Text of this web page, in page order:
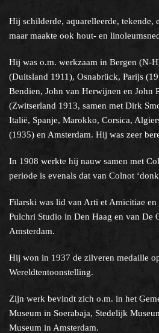
Hij schilderde, aquarelleerde, tekende,
maar maakte ook hout- en
Hij was o.m. werkzaam in Bergen (N-
(Duitsland 1911), Osnabrück, Parijs
Bendien, John van Herwijnen en John
(Zwitserland 1913, samen met Dirk
Italië, Spanje, Marokko, Corsica,
(1935) en Amsterdam. Hij was zeer
In 1908 werkte hij nauw samen met
periode is evenals dat van Colnot
Filarski was lid van Arti et Amicitiae en
Pulchri Studio in Den Haag en van De
Amsterdam.
Hij won in 1937 de zilveren medaille
Wereldtentoonstelling.
Zijn werk bevindt zich o.m. in het
Museum in Soerabaja, Stedelijk
Museum in Amsterdam.
Onderwerp
Een categorie selecteren
Filter type object
Samenstelling collectie